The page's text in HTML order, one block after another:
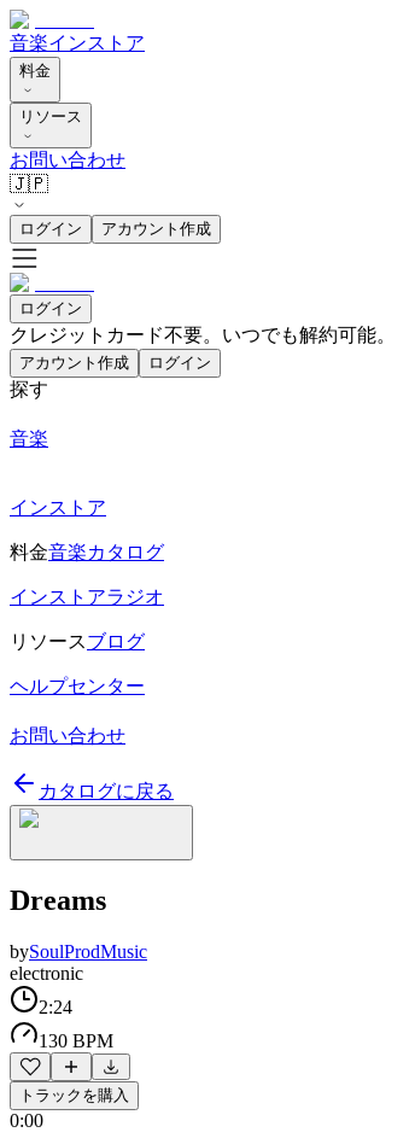
音楽インストア
料金
リソース
お問い合わせ
🇯🇵
ログイン アカウント作成
ログイン
クレジットカード不要。いつでも解約可能。
アカウント作成 ログイン
探す
音楽
インストア
料金音楽カタログ
インストアラジオ
リソースブログ
ヘルプセンター
お問い合わせ
カタログに戻る
Dreams
bySoulProdMusic
electronic
2:24
130 BPM
トラックを購入
0:00